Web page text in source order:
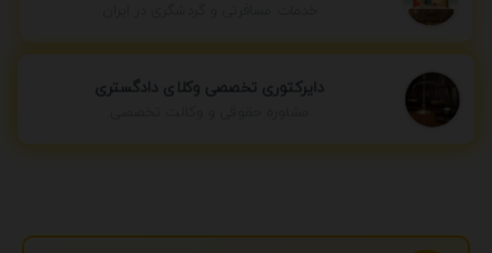
دایرکتوری تخصصی وکلای دادگستری